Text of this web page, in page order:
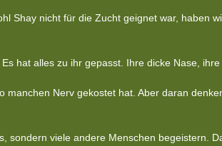
Shay nicht für die Zucht geignet war, haben
hat alles zu ihr gepasst. Ihre dicke Nase,
manchen Nerv gekostet hat. Aber daran
sondern viele andere Menschen begeistern.